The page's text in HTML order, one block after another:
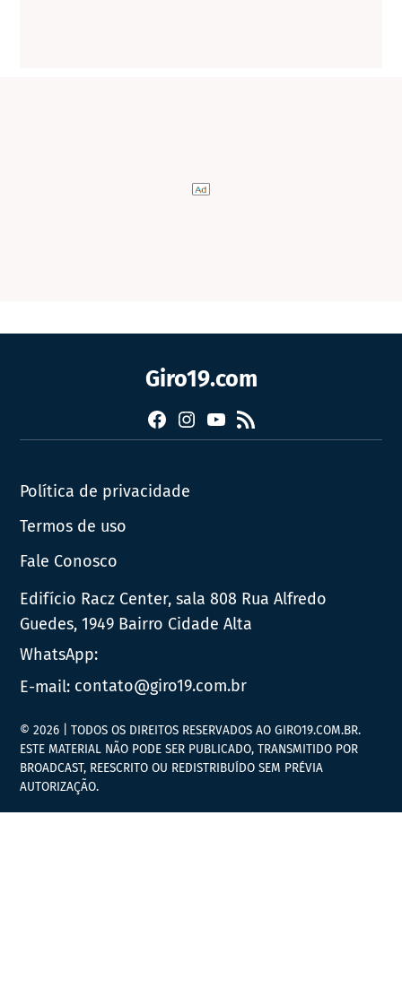
Giro19.com
FacebookInstagram
YouTube
RSS
Política de privacidade
Termos de uso
Fale Conosco
Edifício Racz Center, sala 808 Rua Alfredo
Guedes, 1949 Bairro Cidade Alta
WhatsApp:
E-mail: contato@giro19.com.br
© 2026 | TODOS OS DIREITOS RESERVADOS AO GIRO19.COM.BR.
ESTE MATERIAL NÃO PODE SER PUBLICADO, TRANSMITIDO POR
BROADCAST, REESCRITO OU REDISTRIBUÍDO SEM PRÉVIA
AUTORIZAÇÃO.